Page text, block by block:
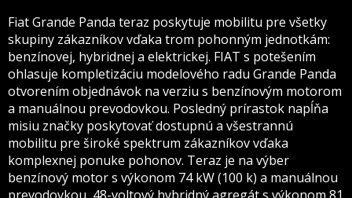
Fiat Grande Panda teraz poskytuje mobilitu pre všetky
skupiny zákazníkov vďaka trom pohonným jednotkám:
benzínovej, hybridnej a elektrickej. FIAT s potešením
ohlasuje kompletizáciu modelového radu Grande Panda
otvorením objednávok na verziu s benzínovým motorom
a manuálnou prevodovkou. Posledný prírastok napĺňa
misiu značky poskytovať dostupnú a všestrannú
mobilitu pre široké spektrum zákazníkov vďaka
komplexnej ponuke pohonov. Teraz je na výber
benzínový motor s výkonom 74 kW (100 k) a manuálnou